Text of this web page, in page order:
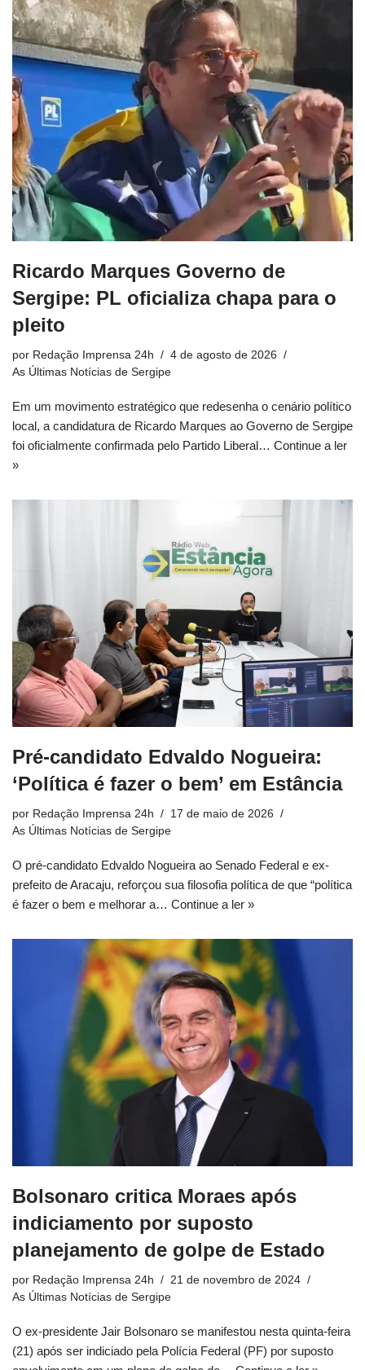
Ricardo Marques Governo de
Sergipe: PL oficializa chapa para o
pleito
por Redação Imprensa 24h
4 de agosto de 2026
As Últimas Notícias de Sergipe
Em um movimento estratégico que redesenha o cenário político
local, a candidatura de Ricardo Marques ao Governo de Sergipe
foi oficialmente confirmada pelo Partido Liberal… Continue a ler
»
Pré-candidato Edvaldo Nogueira:
‘Política é fazer o bem’ em Estância
por Redação Imprensa 24h
17 de maio de 2026
As Últimas Notícias de Sergipe
O pré-candidato Edvaldo Nogueira ao Senado Federal e ex-
prefeito de Aracaju, reforçou sua filosofia política de que “política
é fazer o bem e melhorar a… Continue a ler »
Bolsonaro critica Moraes após
indiciamento por suposto
planejamento de golpe de Estado
por Redação Imprensa 24h
21 de novembro de 2024
As Últimas Notícias de Sergipe
O ex-presidente Jair Bolsonaro se manifestou nesta quinta-feira
(21) após ser indiciado pela Polícia Federal (PF) por suposto